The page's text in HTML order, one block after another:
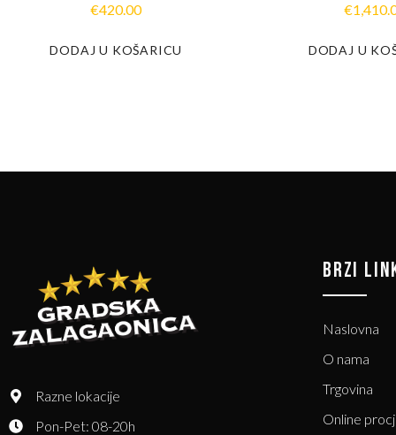
€420.00
DODAJ U KOŠARICU
€
DODAJ U
Razne lokacije
Pon-Pet: 08-20h
BRZI
Naslovna
O nama
Trgovina
Online